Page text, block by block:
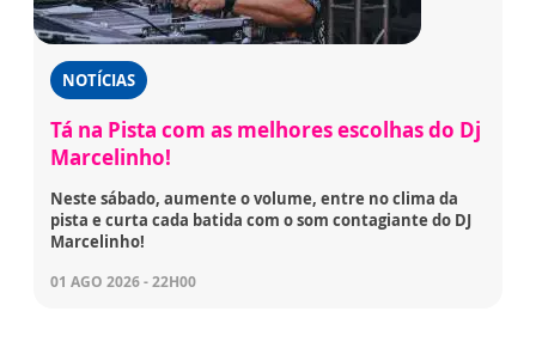
NOTÍCIAS
Tá na Pista com as melhores escolhas do Dj
Marcelinho!
Neste sábado, aumente o volume, entre no clima da
pista e curta cada batida com o som contagiante do DJ
Marcelinho!
01 AGO 2026 - 22H00